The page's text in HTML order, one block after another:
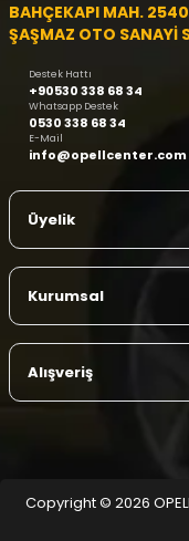
BAHÇEKAPI MAH.
ŞAŞMAZ OTO SANAYİ
Destek Hattı
+90530 338 68 34
Whatsapp Destek
0530 338 68 34
E-Mail
info@opellcenter.com
Üyelik
Kurumsal
Alışveriş
Copyright © 2026